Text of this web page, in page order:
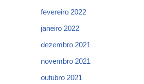
fevereiro 2022
janeiro 2022
dezembro 2021
novembro 2021
outubro 2021